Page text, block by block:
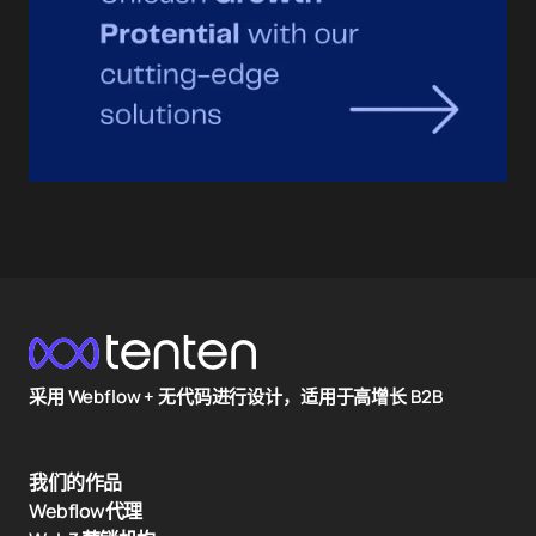
采用 Webflow + 无代码进行设计，适用于高增长 B2B
我们的作品
Webflow代理